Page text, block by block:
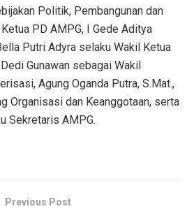
Politik, Pembangunan dan
PD AMPG, I Gede Aditya
Putri Adyra selaku Wakil Ketua
Gunawan sebagai Wakil
Agung Oganda Putra, S.Mat.,
Organisasi dan Keanggotaan, serta
Sekretaris AMPG.
Previous Post